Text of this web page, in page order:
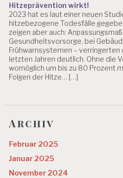
S
Y
C
H
IS
C
H
E
G
D
EI
T
S
Hitzeprävention wirkt!
2023 hat es laut einer neuen
hitzebezogene Todesfälle
zeigen aber auch:
Gesundheitsvorsorge, bei
Frühwarnsystemen –
letzten Jahren deutlich. Ohne die
womöglich um bis zu 80 Prozent
Folgen der Hitze… […]
Archiv
Februar 2025
Januar 2025
November 2024